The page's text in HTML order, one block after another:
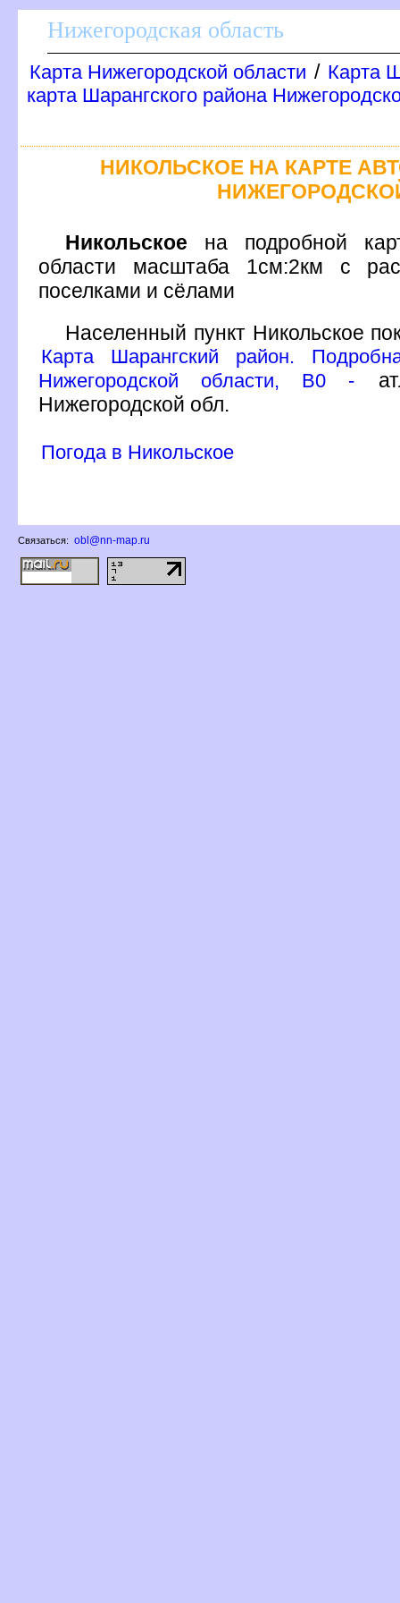
Нижегородская область
Карта Нижегородской области / Карта
карта Шарангского района
НИКОЛЬСКОЕ НА КАРТЕ
Никольское на подробной
области масштаба 1см:2км с
поселками и сёлами
Населенный пункт Никольское
Карта Шарангский район.
Нижегородской области, B0 -
Нижегородской обл.
Погода в Никольское
Связаться: obl@nn-map.ru